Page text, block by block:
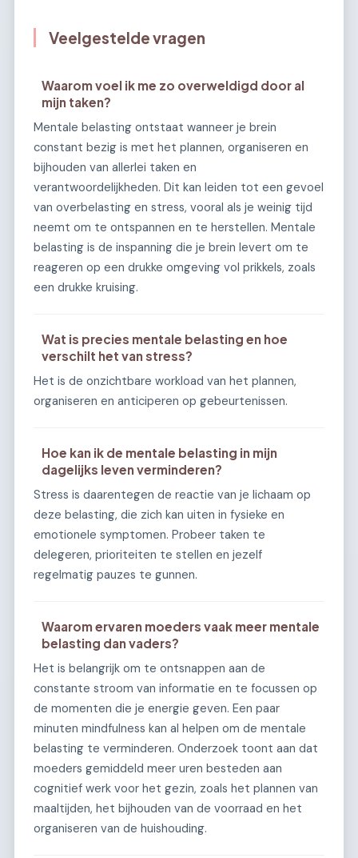
Veelgestelde vragen
Waarom voel ik me zo overweldigd door al
mijn taken?
Mentale belasting ontstaat wanneer je brein
constant bezig is met het plannen, organiseren en
bijhouden van allerlei taken en
verantwoordelijkheden. Dit kan leiden tot een gevoel
van overbelasting en stress, vooral als je weinig tijd
neemt om te ontspannen en te herstellen. Mentale
belasting is de inspanning die je brein levert om te
reageren op een drukke omgeving vol prikkels, zoals
een drukke kruising.
Wat is precies mentale belasting en hoe
verschilt het van stress?
Het is de onzichtbare workload van het plannen,
organiseren en anticiperen op gebeurtenissen.
Hoe kan ik de mentale belasting in mijn
dagelijks leven verminderen?
Stress is daarentegen de reactie van je lichaam op
deze belasting, die zich kan uiten in fysieke en
emotionele symptomen. Probeer taken te
delegeren, prioriteiten te stellen en jezelf
regelmatig pauzes te gunnen.
Waarom ervaren moeders vaak meer mentale
belasting dan vaders?
Het is belangrijk om te ontsnappen aan de
constante stroom van informatie en te focussen op
de momenten die je energie geven. Een paar
minuten mindfulness kan al helpen om de mentale
belasting te verminderen. Onderzoek toont aan dat
moeders gemiddeld meer uren besteden aan
cognitief werk voor het gezin, zoals het plannen van
maaltijden, het bijhouden van de voorraad en het
organiseren van de huishouding.